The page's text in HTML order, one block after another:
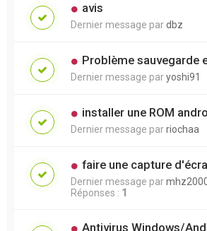
avis
Dernier message pardbz
Problème sauvegarde
Dernier message paryoshi91
installer une ROM
Dernier message parriochaa
faire une capture
Dernier message par
Réponses : 1
Antivirus Windows/